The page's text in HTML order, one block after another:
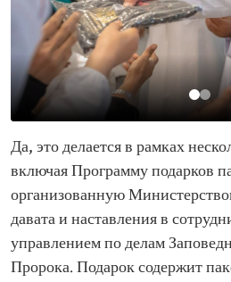
Да, это делается в рамках
включая Программу подарков
организованную
давата и наставления в
управлением по делам
Пророка. Подарок содержит